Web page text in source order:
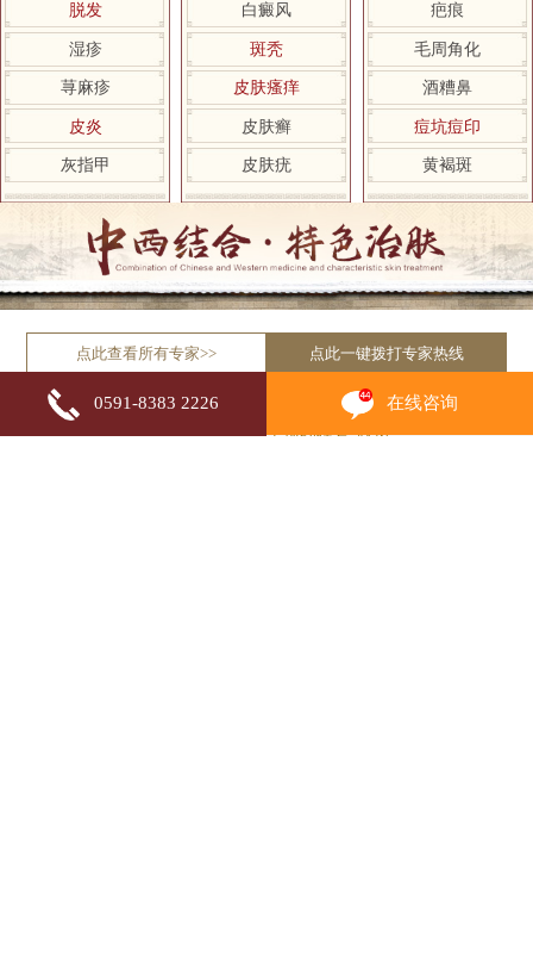
脱发
湿疹
荨麻疹
皮炎
灰指甲
白癜风
斑秃
皮肤瘙痒
皮肤癣
皮肤疣
疤痕
毛周角化
酒糟鼻
痘坑痘印
黄褐斑
点此查看所有专家>> 点此一键拨打专家热线
自助挂号平台
积极响应国家“网上预约挂号”政策
0591-8383 2226 在线咨询